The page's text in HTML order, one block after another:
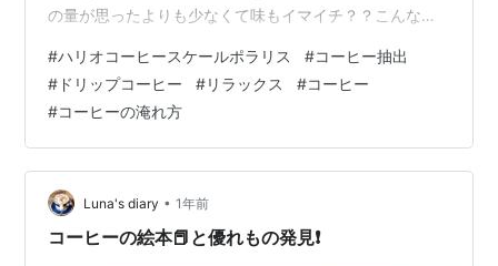
の量が思ったよりも少なくて味もイマイチ？？こんな場
でいました(笑) 焙煎を始めて、コーヒースケールの存在
に気づきました！はじめは、面倒くさいんじゃない？と
思いながらも好奇心で買ったのですが、これは素晴らし
かったです。 コーヒーを測って淹れる理由 コーヒーの味
を安定させるために、豆の量や抽出時間を正確に測るこ
とが重要になります。適切なバランス…
#ハリオコーヒースケールポラリス #コーヒー抽出
# ドリップコーヒー #リラックス #コーヒー
#コーヒーの淹れ方
Luna's diary • 1年前
コーヒーの絵本📕と優れもの発見❗